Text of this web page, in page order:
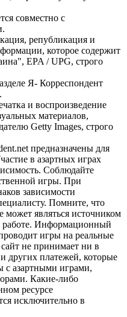
совместно с
републикация и
которое содержит
EPA / UPG, строго
Я- Корреспондент
и воспроизведение
материалов,
Getty Images, строго
предназначены для
в азартных играх
Соблюдайте
игры. При
зависимости
Помните, что
может являться источником
работе. Информационный
игры на реальные
не принимает ни в
других платежей, которые
с азартными играми,
Какие-либо
ресурсе
исключительно в